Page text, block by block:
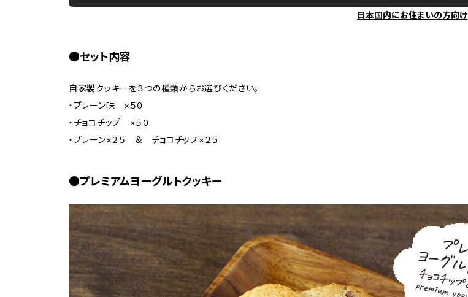
日本国内にお住まいの方向け
●セット内容
自家製クッキーを３つの種類からお選びください。
・プレーン味 ×５０
・チョコチップ ×５０
・プレーン×２５ ＆ チョコチップ×２５
●プレミアムヨーグルトクッキー